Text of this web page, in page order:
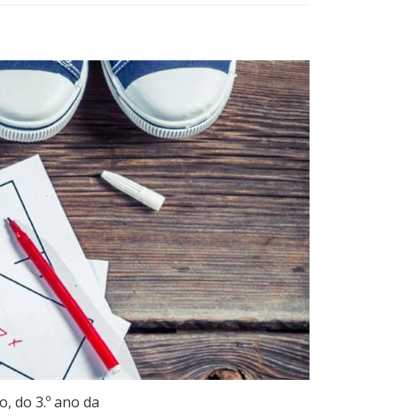
do 3.º ano da